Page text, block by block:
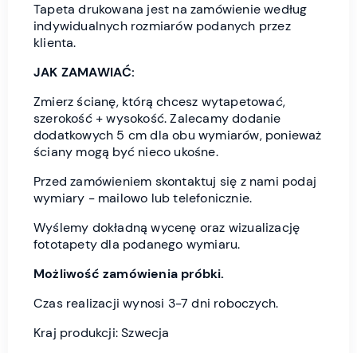
Tapeta drukowana jest na zamówienie według
indywidualnych rozmiarów podanych przez
klienta.
JAK ZAMAWIAĆ:
Zmierz ścianę, którą chcesz wytapetować,
szerokość + wysokość. Zalecamy dodanie
dodatkowych 5 cm dla obu wymiarów, ponieważ
ściany mogą być nieco ukośne.
Przed zamówieniem skontaktuj się z nami podaj
wymiary - mailowo lub telefonicznie.
Wyślemy dokładną wycenę oraz wizualizację
fototapety dla podanego wymiaru.
Możliwość zamówienia próbki.
Czas realizacji wynosi 3-7 dni roboczych.
Kraj produkcji: Szwecja